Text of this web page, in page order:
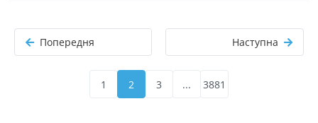
Попередня Наступна
1 2 3 ... 3881